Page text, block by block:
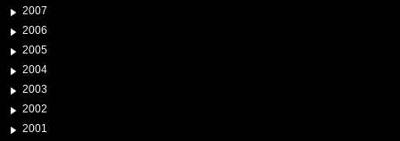
2007
2006
2005
2004
2003
2002
2001